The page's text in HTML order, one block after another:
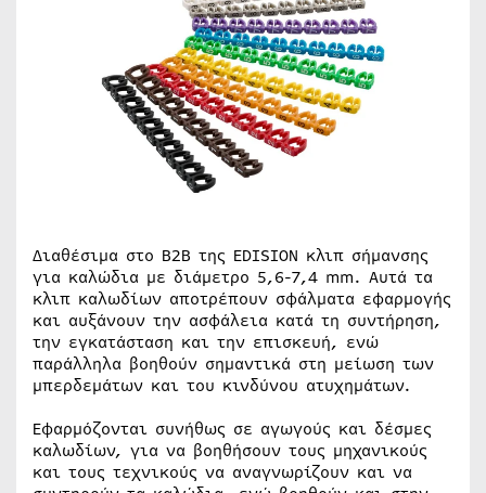
Διαθέσιμα στο Β2Β της EDISION κλιπ σήμανσης
για καλώδια με διάμετρο 5,6-7,4 mm. Αυτά τα
κλιπ καλωδίων αποτρέπουν σφάλματα εφαρμογής
και αυξάνουν την ασφάλεια κατά τη συντήρηση,
την εγκατάσταση και την επισκευή, ενώ
παράλληλα βοηθούν σημαντικά στη μείωση των
μπερδεμάτων και του κινδύνου ατυχημάτων.
Εφαρμόζονται συνήθως σε αγωγούς και δέσμες
καλωδίων, για να βοηθήσουν τους μηχανικούς
και τους τεχνικούς να αναγνωρίζουν και να